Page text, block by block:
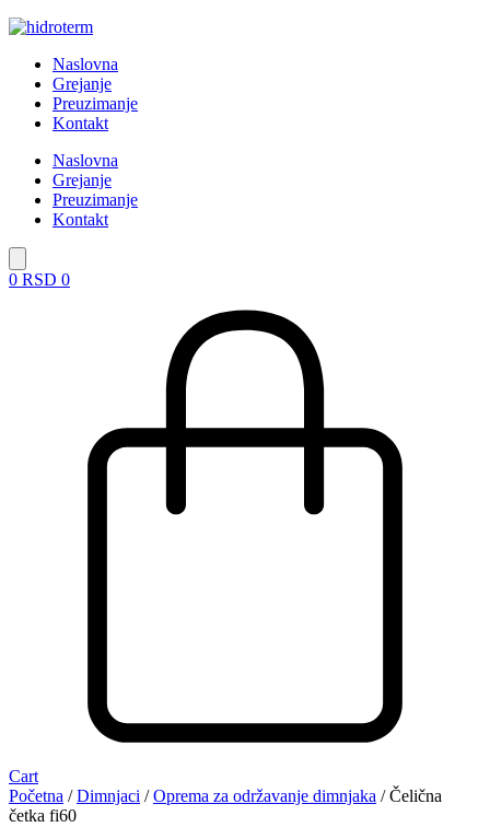
Naslovna
Grejanje
Preuzimanje
Kontakt
Naslovna
Grejanje
Preuzimanje
Kontakt
0 RSD 0
Cart
Početna /Dimnjaci /Oprema za održavanje dimnjaka / Čelična
četka fi60